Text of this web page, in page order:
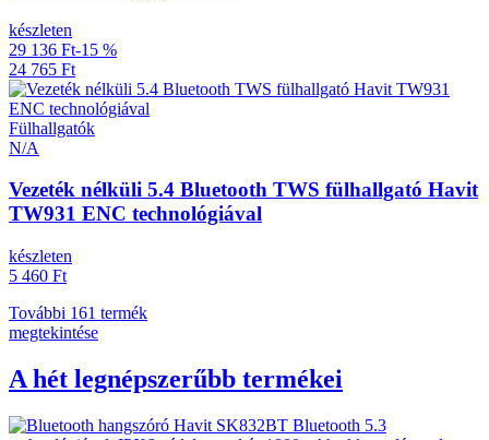
készleten
29 136 Ft-15 %
24 765 Ft
Fülhallgatók
N/A
Vezeték nélküli 5.4 Bluetooth TWS fülhallgató Havit
TW931 ENC technológiával
készleten
5 460 Ft
További 161 termék
megtekintése
A hét legnépszerűbb termékei